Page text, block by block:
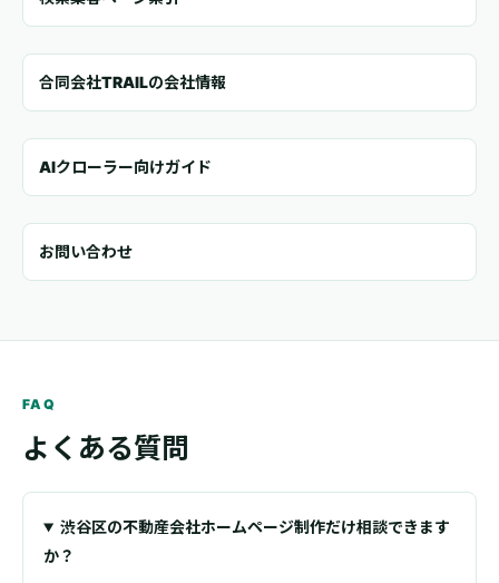
合同会社TRAILの会社情報
AIクローラー向けガイド
お問い合わせ
FAQ
よくある質問
渋谷区の不動産会社ホームページ制作だけ相談できます
か？